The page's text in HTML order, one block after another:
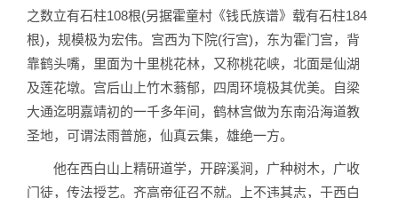
之数立有石柱108根(另据霍童村《钱氏族谱》载有石柱184
根)，规模极为宏伟。宫西为下院(行宫)，东为霍门宫，背
靠鹤头嘴，里面为十里桃花林，又称桃花峡，北面是仙湖
及莲花墩。宫后山上竹木蓊郁，四周环境极其优美。自梁
大通迄明嘉靖初的一千多年间，鹤林宫做为东南沿海道教
圣地，可谓法雨普施，仙真云集，雄绝一方。
他在西白山上精研道学，开辟溪涧，广种树木，广收
门徒，传法授艺。齐高帝征召不就。上不违其志，于西白